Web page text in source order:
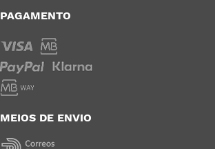
PAGAMENTO
MEIOS DE ENVIO